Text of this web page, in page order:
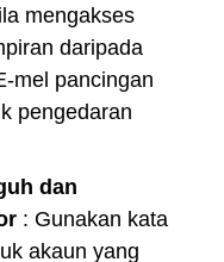
mengakses
daripada
mel pancingan
pengedaran
dan
: Gunakan kata
akaun yang